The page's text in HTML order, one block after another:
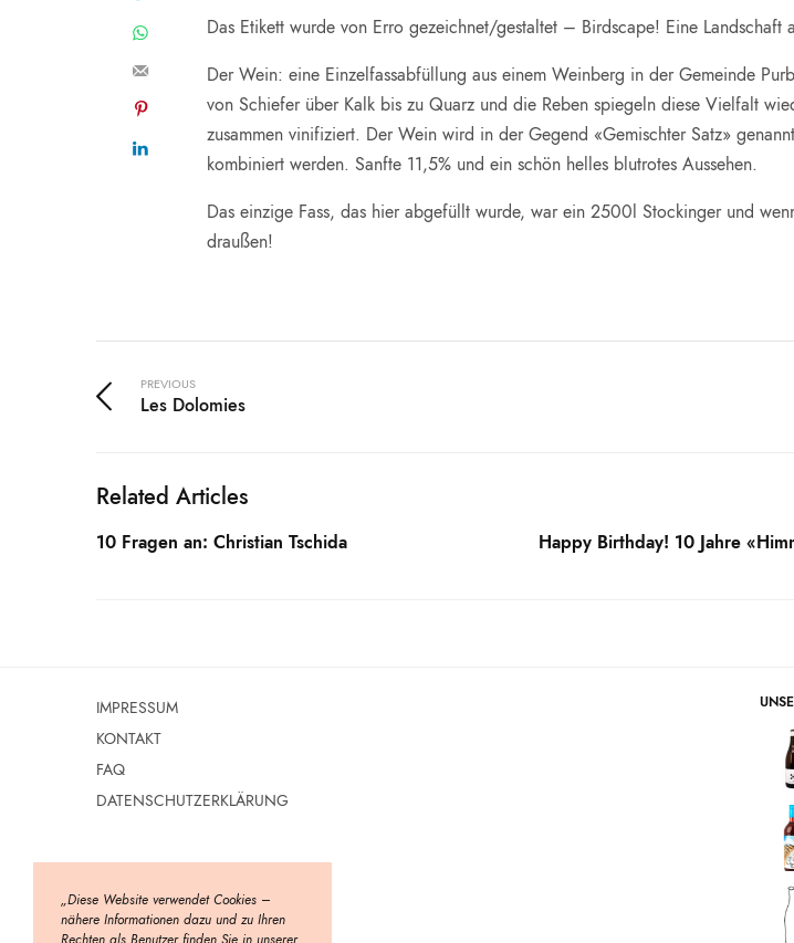
Das Etikett wurde von Erro gezeichnet/gestaltet – Birdscape! Eine
Der Wein: eine Einzelfassabfüllung aus einem Weinberg in der Gemeinde
von Schiefer über Kalk bis zu Quarz und die Reben spiegeln diese Vielfalt
zusammen vinifiziert. Der Wein wird in der Gegend «Gemischter Satz»
kombiniert werden. Sanfte 11,5% und ein schön helles blutrotes Aussehen.
Das einzige Fass, das hier abgefüllt wurde, war ein 2500l Stockinger und
draußen!
PREVIOUS
Les Dolomies
Related Articles
10 Fragen an: Christian Tschida Happy Birthday! 10 Jahre
IMPRESSUM
KONTAKT
FAQ
DATENSCHUTZERKLÄRUNG
„Diese Website verwendet Cookies –
nähere Informationen dazu und zu Ihren